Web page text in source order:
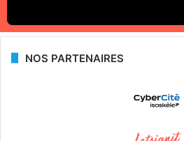
NOS PARTENAIRES